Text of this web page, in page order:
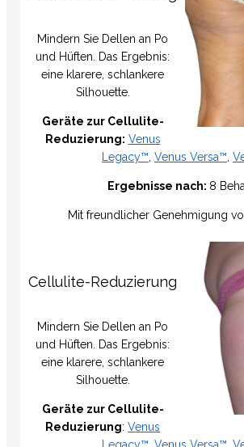
Mindern Sie Dellen an Po
und Hüften. Das Ergebnis:
eine klarere, schlankere
Silhouette.
Geräte zur Cellulite-
Reduzierung: Venus
Legacy™, Venus Versa™,
Ergebnisse nach: 8
Mit freundlicher Genehmigung
Cellulite-Reduzierung
Mindern Sie Dellen an Po
und Hüften. Das Ergebnis:
eine klarere, schlankere
Silhouette.
Geräte zur Cellulite-
Reduzierung: Venus